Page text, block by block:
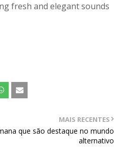
fresh and elegant sounds
MAIS RECENTES
que são destaque no mundo
alternativo